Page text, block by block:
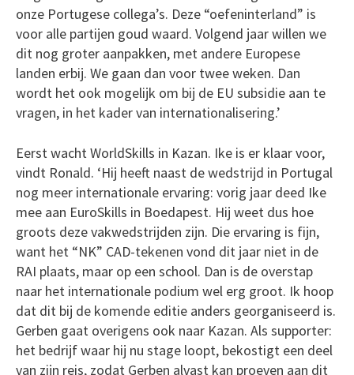
onze Portugese collega’s. Deze “oefeninterland” is
voor alle partijen goud waard. Volgend jaar willen we
dit nog groter aanpakken, met andere Europese
landen erbij. We gaan dan voor twee weken. Dan
wordt het ook mogelijk om bij de EU subsidie aan te
vragen, in het kader van internationalisering.’
Eerst wacht WorldSkills in Kazan. Ike is er klaar voor,
vindt Ronald. ‘Hij heeft naast de wedstrijd in Portugal
nog meer internationale ervaring: vorig jaar deed Ike
mee aan EuroSkills in Boedapest. Hij weet dus hoe
groots deze vakwedstrijden zijn. Die ervaring is fijn,
want het “NK” CAD-tekenen vond dit jaar niet in de
RAI plaats, maar op een school. Dan is de overstap
naar het internationale podium wel erg groot. Ik hoop
dat dit bij de komende editie anders georganiseerd is.
Gerben gaat overigens ook naar Kazan. Als supporter:
het bedrijf waar hij nu stage loopt, bekostigt een deel
van zijn reis, zodat Gerben alvast kan proeven aan dit